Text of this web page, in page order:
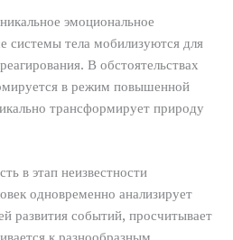
эмоциональное
системы тела мобилизуются для
В обстоятельствах
в режим повышенной
трансформирует природу
в этап неизвестности
одновременно анализирует
развития событий, просчитывает